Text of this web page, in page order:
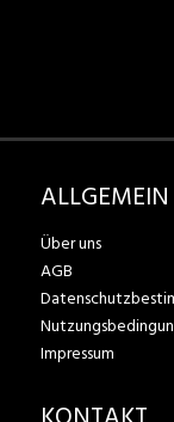
ALLGEMEIN
Über uns
AGB
Impressum